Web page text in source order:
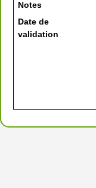
Notes
Date de
validation